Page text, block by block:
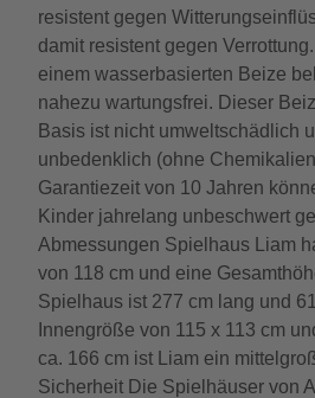
resistent gegen
damit resistent gegen
einem wasserbasierten Beize
nahezu wartungsfrei. Dieser
Basis ist nicht umweltschädlich
unbedenklich (ohne
Garantiezeit von 10 Jahren
Kinder jahrelang unbeschwert
Abmessungen Spielhaus Liam
von 118 cm und eine
Spielhaus ist 277 cm lang und
Innengröße von 115 x 113 cm
ca. 166 cm ist Liam ein
Sicherheit Die Spielhäuser von